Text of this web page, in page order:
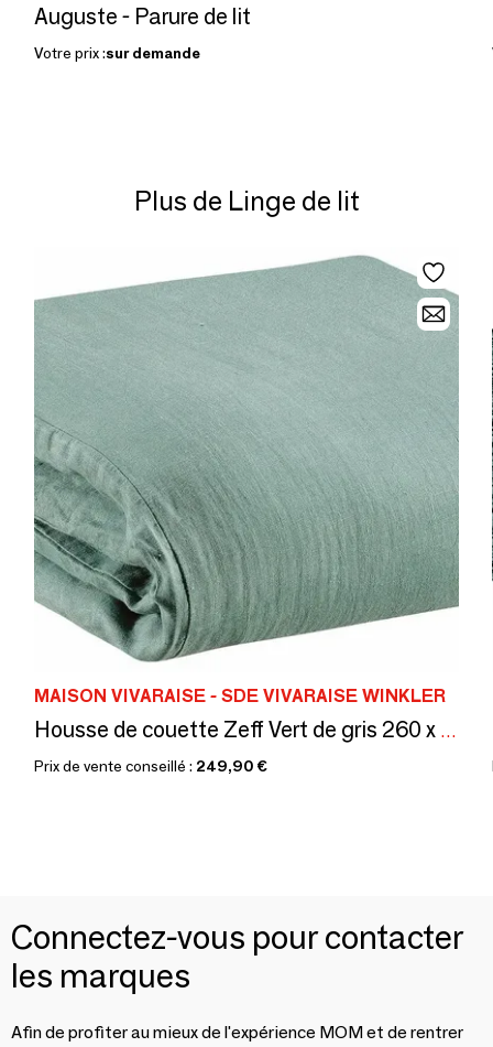
Auguste - Parure de lit
Votre prix :sur demande
Plus de Linge de lit
MAISON VIVARAISE - SDE VIVARAISE WINKLER
Housse de couette Zeff Vert de gris 260 x 240
Prix de vente conseillé : 249,90 €
Connectez-vous pour contacter
les marques
Afin de profiter au mieux de l'expérience MOM et de rentrer